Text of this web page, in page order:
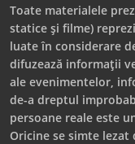
Toate materialele
statice și filme)
luate în considerare
difuzează informații
ale evenimentelor,
de-a dreptul
persoane reale este
Oricine se simte